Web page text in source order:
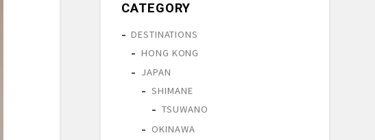
CATEGORY
DESTINATIONS
HONG KONG
JAPAN
SHIMANE
TSUWANO
OKINAWA